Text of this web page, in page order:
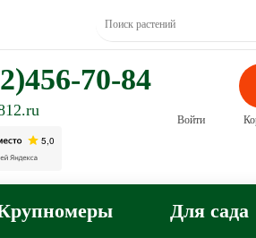
70-84
Войти
Для сада